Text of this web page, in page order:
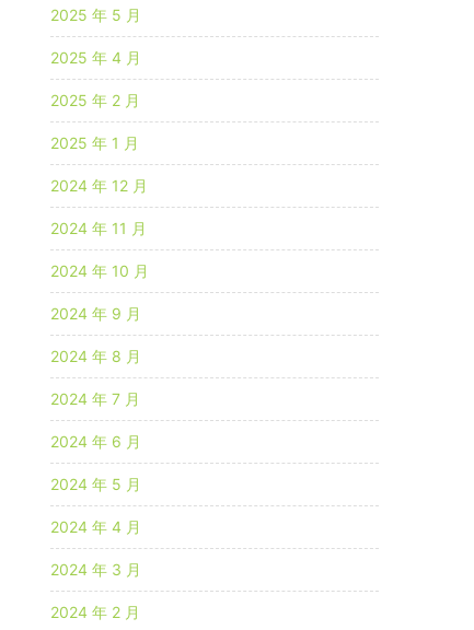
2025 年 5 月
2025 年 4 月
2025 年 2 月
2025 年 1 月
2024 年 12 月
2024 年 11 月
2024 年 10 月
2024 年 9 月
2024 年 8 月
2024 年 7 月
2024 年 6 月
2024 年 5 月
2024 年 4 月
2024 年 3 月
2024 年 2 月